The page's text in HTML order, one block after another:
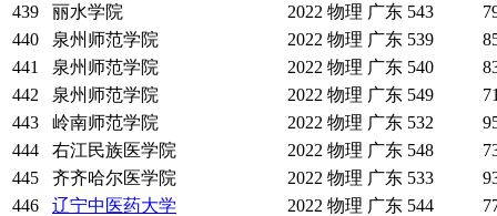
439
丽水学院 2022 物理 广东 543
440
泉州师范学院 2022 物理 广东 539
441
泉州师范学院 2022 物理 广东 540
442
泉州师范学院 2022 物理 广东 549
443
岭南师范学院 2022 物理 广东 532
444
右江民族医学院 2022 物理 广东 548
445
齐齐哈尔医学院 2022 物理 广东 533
446
辽宁中医药大学 2022 物理 广东 544